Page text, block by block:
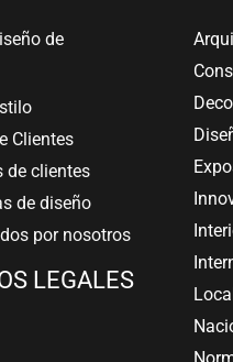
de
Clientes
de clientes
de diseño
por nosotros
LEGALES